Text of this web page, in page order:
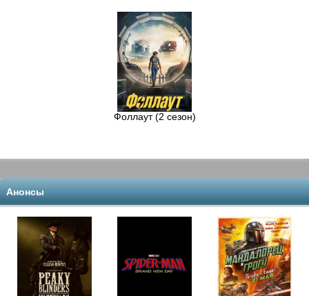
Фоллаут (2 сезон)
Анонсы